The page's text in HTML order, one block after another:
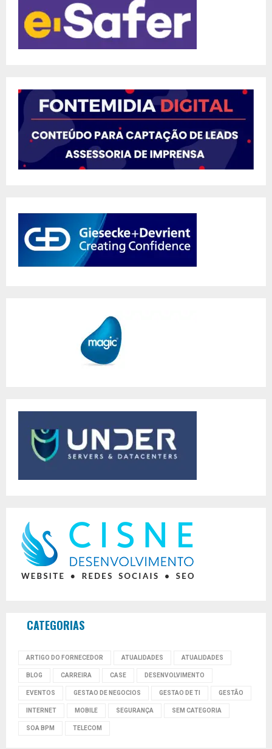
CATEGORIAS
ARTIGO DO FORNECEDOR ATUALIDADES ATUALIDADES
BLOG CARREIRA CASE DESENVOLVIMENTO
EVENTOS GESTAO DE NEGOCIOS GESTAO DE TI GESTÃO
INTERNET MOBILE SEGURANÇA SEM CATEGORIA
SOA BPM TELECOM